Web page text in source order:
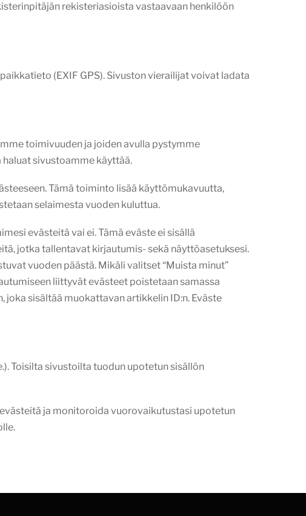
rekisteriasioista vastaavaan henkilöön
(EXIF GPS). Sivuston vierailijat voivat ladata
toimivuuden ja joiden avulla pystymme
sivustoamme käyttää.
Tämä toiminto lisää käyttömukavuutta,
selaimesta vuoden kuluttua.
evästeitä vai ei. Tämä eväste ei sisällä
jotka tallentavat kirjautumis- sekä näyttöasetuksesi.
vuoden päästä. Mikäli valitset “Muista minut”
liittyvät evästeet poistetaan samassa
sisältää muokattavan artikkelin ID:n. Eväste
Toisilta sivustoilta tuodun upotetun sisällön
ja monitoroida vuorovaikutustasi upotetun